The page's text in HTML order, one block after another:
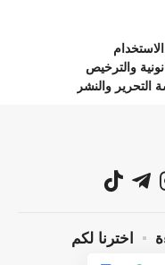
والترخيص
التحرير والنشر
اخترنا لكم